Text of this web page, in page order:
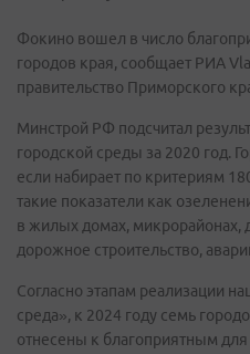
Фокино вошел в число
городов края, сообщает РИА
правительство Приморского
Минстрой РФ подсчитал
городской среды за 2020 год.
если набирает по критериям
такие показатели как
в жилых домах, микрорайонах,
дорожное строительство,
Согласно этапам реализации
среда», к 2024 году семь
отнесены к благоприятным